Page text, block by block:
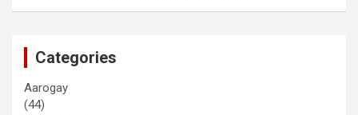
Categories
Aarogay
(44)